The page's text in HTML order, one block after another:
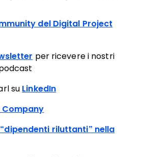
del Digital Project
per ricevere i nostri
su LinkedIn
Company
riluttanti” nella